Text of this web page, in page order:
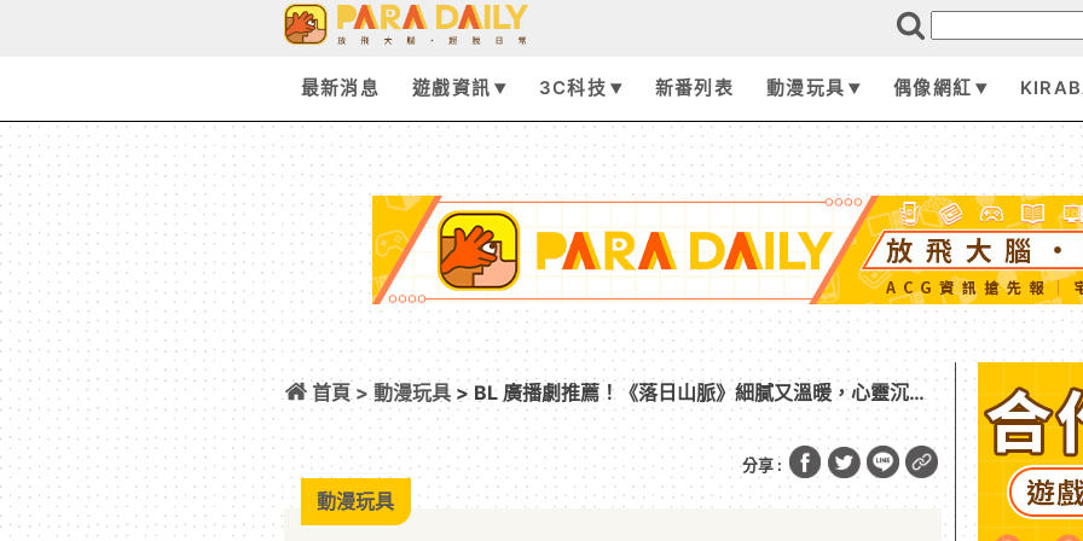
最新消息 遊戲資訊 3C科技 新番列表 動漫玩具 偶像網紅
首頁 >動漫玩具 > BL 廣播劇推薦！《落日山脈》細膩又溫暖，心靈沉靜
的時刻令人陶醉～
分享 :
動漫玩具